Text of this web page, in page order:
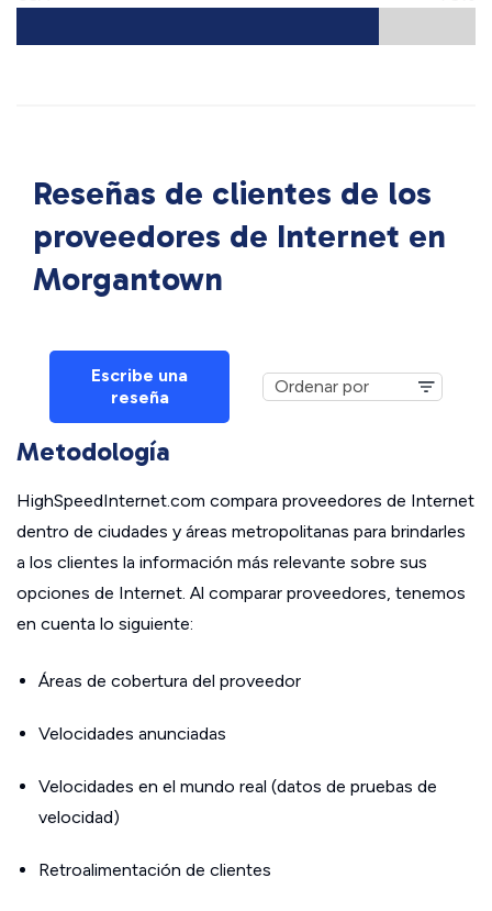
Reseñas de clientes de los
proveedores de Internet en
Morgantown
Escribe una
reseña
Metodología
HighSpeedInternet.com compara proveedores de Internet
dentro de ciudades y áreas metropolitanas para brindarles
a los clientes la información más relevante sobre sus
opciones de Internet. Al comparar proveedores, tenemos
en cuenta lo siguiente:
Áreas de cobertura del proveedor
Velocidades anunciadas
Velocidades en el mundo real (datos de pruebas de
velocidad)
Retroalimentación de clientes